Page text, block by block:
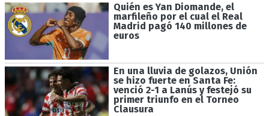
Quién es Yan Diomande, el
marfileño por el cual el Real
Madrid pagó 140 millones de
euros
En una lluvia de golazos, Unión
se hizo fuerte en Santa Fe:
venció 2-1 a Lanús y festejó su
primer triunfo en el Torneo
Clausura